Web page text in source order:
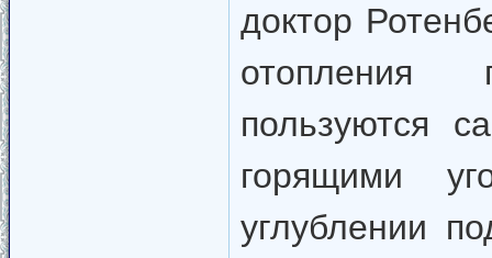
доктор
отопления
пользуются
горящими
углублении